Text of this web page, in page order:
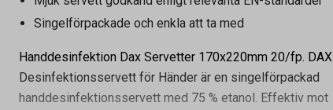
Singelförpackade och enkla att ta med
Handdesinfektion Dax Servetter 170x220mm 20/fp. DAX
Desinfektionsservett för Händer är en singelförpackad
handdesinfektionsservett med 75 % etanol. Effektiv mot
Artikelnummer 51010016